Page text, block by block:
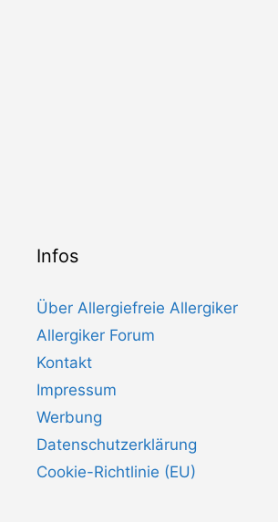
Infos
Über Allergiefreie Allergiker
Allergiker Forum
Kontakt
Impressum
Werbung
Datenschutzerklärung
Cookie-Richtlinie (EU)